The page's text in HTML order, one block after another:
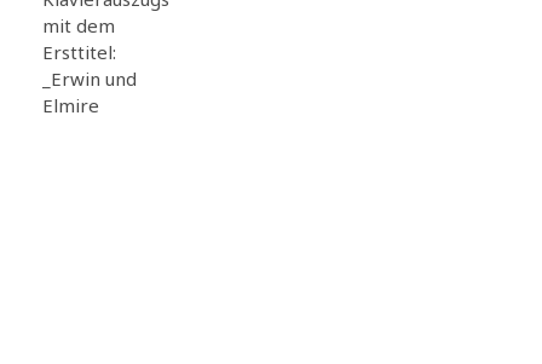
mit dem
Ersttitel:
_Erwin und
Elmire